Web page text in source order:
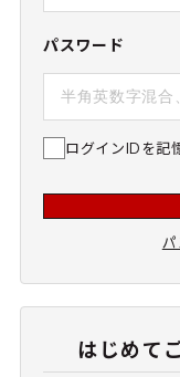
パスワード
ログインIDを記
はじめて